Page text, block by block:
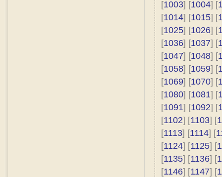
[1003] [1004] [
[1014] [1015] [
[1025] [1026] [
[1036] [1037] [
[1047] [1048] [
[1058] [1059] [
[1069] [1070] [
[1080] [1081] [
[1091] [1092] [
[1102] [1103] [
[1113] [1114] [
[1124] [1125] [
[1135] [1136] [
[1146] [1147] [